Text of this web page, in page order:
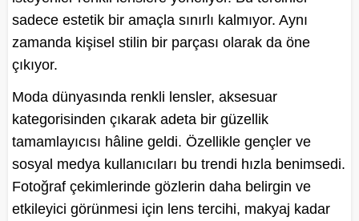
sadece estetik bir amaçla sınırlı kalmıyor. Aynı
zamanda kişisel stilin bir parçası olarak da öne
çıkıyor.
Moda dünyasında renkli lensler, aksesuar
kategorisinden çıkarak adeta bir güzellik
tamamlayıcısı hâline geldi. Özellikle gençler ve
sosyal medya kullanıcıları bu trendi hızla benimsedi.
Fotoğraf çekimlerinde gözlerin daha belirgin ve
etkileyici görünmesi için lens tercihi, makyaj kadar